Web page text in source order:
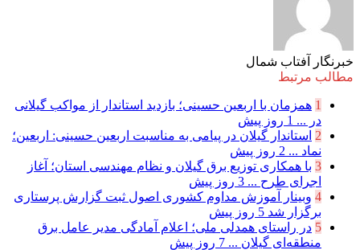
خبرنگار آفتاب شمال
مطالب مرتبط
1 همزمان با اربعین حسینی؛ بازدید استاندار از مواکب گیلانی
در ... 1 روز پیش
2 استاندار گیلان در پیامی به مناسبت اربعین حسینی: اربعین؛
نماد ... 2 روز پیش
3 با همکاری توزیع برق گیلان و نظام مهندسی استان؛ آغاز
اجرای طرح ... 3 روز پیش
4 وبینار آموزش مداوم کشوری اصول ثبت گزارش پرستاری
برگزار شد 5 روز پیش
5 در راستای همدلی ملی؛ اعلام آمادگی مدیر عامل برق
منطقه‌ای گیلان ... 7 روز پیش